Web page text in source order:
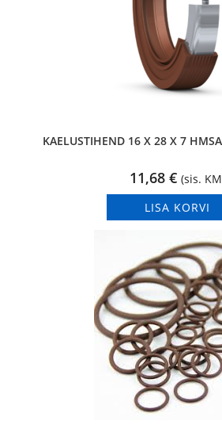
KAELUSTIHEND 16 X 28 X 7
11,68 € (sis.
LISA KORVI